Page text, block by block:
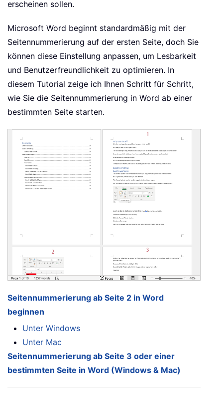
erscheinen sollen.
Microsoft Word beginnt standardmäßig mit der
Seitennummerierung auf der ersten Seite, doch Sie
können diese Einstellung anpassen, um Lesbarkeit
und Benutzerfreundlichkeit zu optimieren. In
diesem Tutorial zeige ich Ihnen Schritt für Schritt,
wie Sie die Seitennummerierung in Word ab einer
bestimmten Seite starten.
Seitennummerierung ab Seite 2 in Word
beginnen
Unter Windows
Unter Mac
Seitennummerierung ab Seite 3 oder einer
bestimmten Seite in Word (Windows & Mac)